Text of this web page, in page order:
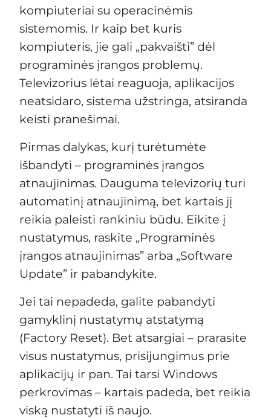
kompiuteriai su operacinėmis
sistemomis. Ir kaip bet kuris
kompiuteris, jie gali „pakvaišti” dėl
programinės įrangos problemų.
Televizorius lėtai reaguoja, aplikacijos
neatsidaro, sistema užstringa, atsiranda
keisti pranešimai.
Pirmas dalykas, kurį turėtumėte
išbandyti – programinės įrangos
atnaujinimas. Dauguma televizorių turi
automatinį atnaujinimą, bet kartais jį
reikia paleisti rankiniu būdu. Eikite į
nustatymus, raskite „Programinės
įrangos atnaujinimas” arba „Software
Update” ir pabandykite.
Jei tai nepadeda, galite pabandyti
gamyklinį nustatymų atstatymą
(Factory Reset). Bet atsargiai – prarasite
visus nustatymus, prisijungimus prie
aplikacijų ir pan. Tai tarsi Windows
perkrovimas – kartais padeda, bet reikia
viską nustatyti iš naujo.